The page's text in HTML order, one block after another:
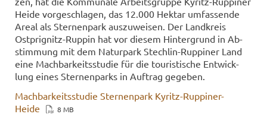
Heide vor­ge­schla­gen, das 12.000 Hekt­ar um­fas­sen­de
Areal als Ster­nen­park aus­zu­wei­sen. Der Land­kreis
Ostprignitz-​Ruppin hat vor die­sem Hin­ter­grund in Ab­
stim­mung mit dem Na­tur­park Stechlin-​Ruppiner Land
eine Mach­bar­keits­stu­die für die tou­ris­ti­sche Ent­wick­
lung eines Ster­nen­parks in Auf­trag ge­ge­ben.
Mach­bar­keits­stu­die Ster­nen­park Kyritz-​Ruppiner-
Heide
8 MB